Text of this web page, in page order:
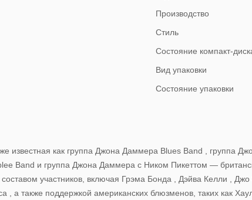
Производство
Стиль
Состояние компакт-
Вид упаковки
Состояние упаковки
известная как группа Джона Даммера Blues Band , группа
Band и группа Джона Даммера с Ником Пикеттом —
участников, включая Грэма Бонда , Дэйва Келли ,
, а также поддержкой американских блюзменов, таких как